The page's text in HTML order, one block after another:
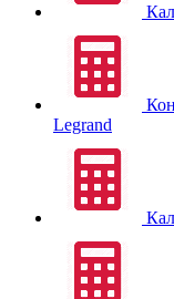
Legrand